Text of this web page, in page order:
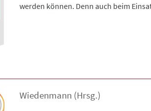
werden können. Denn auch beim
Wiedenmann (Hrsg.)